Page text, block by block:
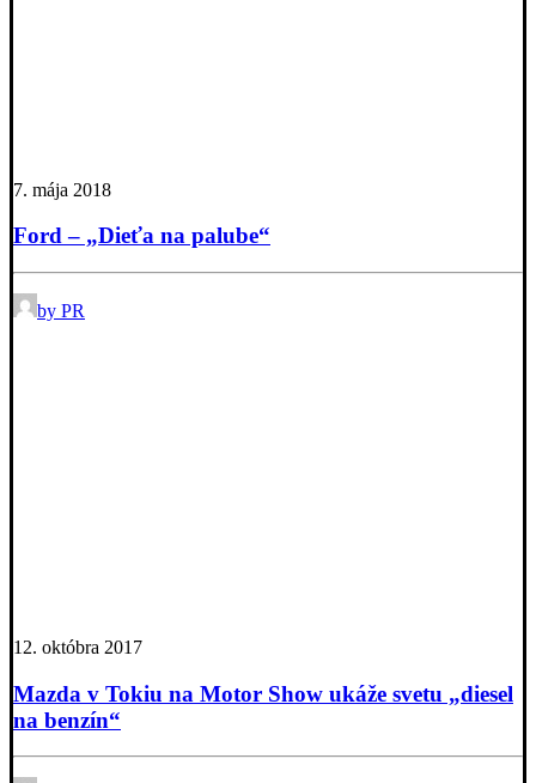
7. mája 2018
Ford – „Dieťa na palube“
by PR
12. októbra 2017
Mazda v Tokiu na Motor Show ukáže svetu „diesel
na benzín“